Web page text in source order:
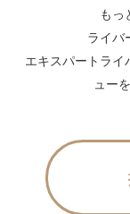
もっ
ライバ
エキスパートライ
ュー